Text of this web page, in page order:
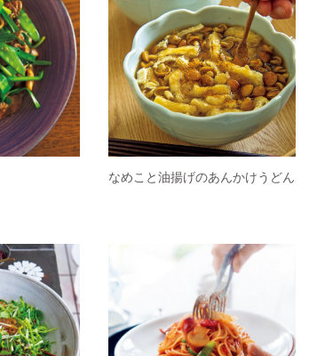
なめこと油揚げのあんかけうどん